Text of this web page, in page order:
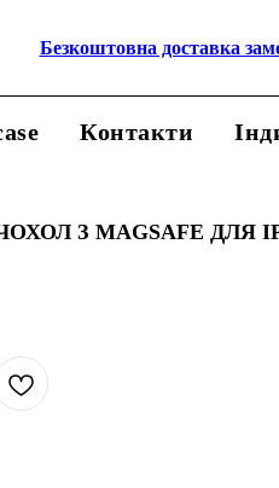
Безкоштовна доставка
Контакти
З MAGSAFE ДЛЯ